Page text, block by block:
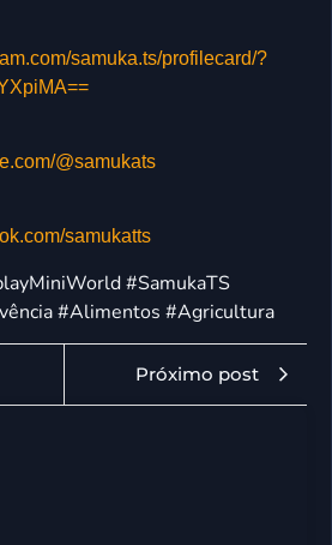
samuka.ts/profilecard/?
@samukats
samukatts
#SamukaTS
#Alimentos #Agricultura
Próximo post